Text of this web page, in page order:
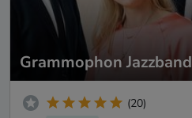
Grammophon Jazzband
(20)